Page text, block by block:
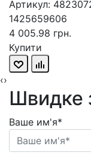
Артикул:
1425659606
4 005.98 грн.
Купити
‹›
Швидке
Ваше им'я*